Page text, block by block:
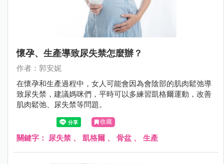
懷孕、生產導致尿失禁怎麼辦？
作者：郭安妮
在懷孕和生產過程中，女人可能會因為會陰部的肌肉鬆弛導
致尿失禁，建議媽咪們，平時可以多練習凱格爾運動，改善
肌肉鬆弛、尿失禁等問題。
收藏
關鍵字： 尿失禁 、 凱格爾 、 骨盆 、 生產